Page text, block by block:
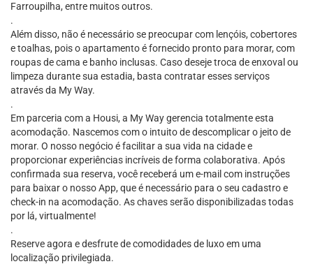
Farroupilha, entre muitos outros.
.
Além disso, não é necessário se preocupar com lençóis, cobertores
e toalhas, pois o apartamento é fornecido pronto para morar, com
roupas de cama e banho inclusas. Caso deseje troca de enxoval ou
limpeza durante sua estadia, basta contratar esses serviços
através da My Way.
.
Em parceria com a Housi, a My Way gerencia totalmente esta
acomodação. Nascemos com o intuito de descomplicar o jeito de
morar. O nosso negócio é facilitar a sua vida na cidade e
proporcionar experiências incríveis de forma colaborativa. Após
confirmada sua reserva, você receberá um e-mail com instruções
para baixar o nosso App, que é necessário para o seu cadastro e
check-in na acomodação. As chaves serão disponibilizadas todas
por lá, virtualmente!
.
Reserve agora e desfrute de comodidades de luxo em uma
localização privilegiada.